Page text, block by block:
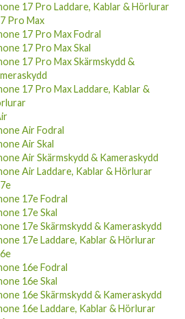
17 Pro Laddare, Kablar & Hörlurar
Pro Max
17 Pro Max Fodral
17 Pro Max Skal
17 Pro Max Skärmskydd &
17 Pro Max Laddare, Kablar &
Air Fodral
Air Skal
Air Skärmskydd & Kameraskydd
Air Laddare, Kablar & Hörlurar
17e Fodral
17e Skal
17e Skärmskydd & Kameraskydd
17e Laddare, Kablar & Hörlurar
16e Fodral
16e Skal
16e Skärmskydd & Kameraskydd
16e Laddare, Kablar & Hörlurar